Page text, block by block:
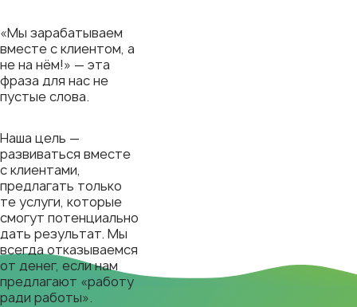
«Мы зарабатываем
вместе с клиентом, а
не на нём!» — эта
фраза для нас не
пустые слова.
Наша цель —
развиваться вместе
с клиентами,
предлагать только
те услуги, которые
смогут потенциально
дать результат. Мы
всегда отказываемся
от денег, если нам
предлагают «работу
ради работы».